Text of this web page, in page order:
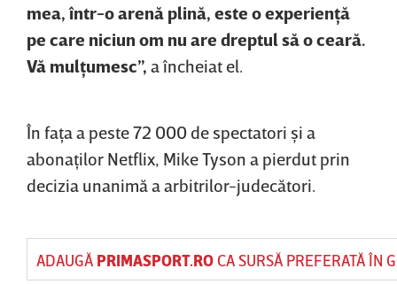
mea, într-o arenă plină, este o experienţă
pe care niciun om nu are dreptul să o ceară.
Vă mulţumesc”, a încheiat el.
În faţa a peste 72 000 de spectatori şi a
abonaţilor Netflix, Mike Tyson a pierdut prin
decizia unanimă a arbitrilor-judecători.
ADAUGĂ PRIMASPORT.ROCA SURSĂ PREFERATĂ ÎN